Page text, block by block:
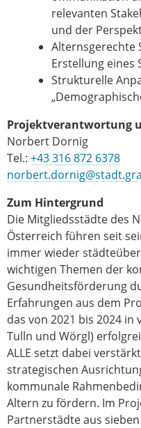
relevanten
und der
Alternsgerechte
Erstellung eines
Strukturelle
Projektverantwortung
Norbert Dornig
Tel.: +43 316 872 6378
Zum Hintergrund
Die Mitgliedsstädte des
Österreich führen seit
immer wieder
wichtigen Themen der
Gesundheitsförderung
Erfahrungen aus dem
das von 2021 bis 2024 in
Tulln und Wörgl)
ALLE setzt dabei
strategischen
kommunale
Altern zu fördern. Im
Partnerstädte aus